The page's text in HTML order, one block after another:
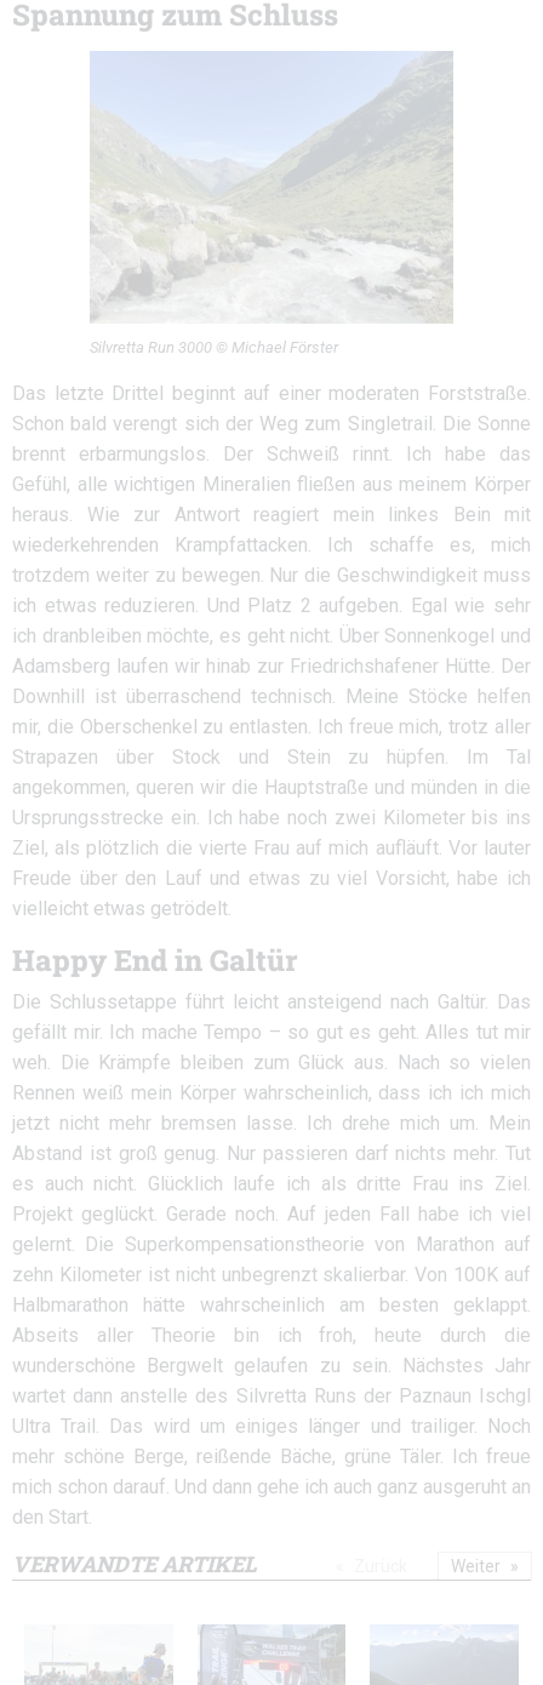
Spannung zum Schluss
Silvretta Run 3000 © Michael Förster
Das letzte Drittel beginnt auf einer moderaten Forststraße.
Schon bald verengt sich der Weg zum Singletrail. Die Sonne
brennt erbarmungslos. Der Schweiß rinnt. Ich habe das
Gefühl, alle wichtigen Mineralien fließen aus meinem Körper
heraus. Wie zur Antwort reagiert mein linkes Bein mit
wiederkehrenden Krampfattacken. Ich schaffe es, mich
trotzdem weiter zu bewegen. Nur die Geschwindigkeit muss
ich etwas reduzieren. Und Platz 2 aufgeben. Egal wie sehr
ich dranbleiben möchte, es geht nicht. Über Sonnenkogel und
Adamsberg laufen wir hinab zur Friedrichshafener Hütte. Der
Downhill ist überraschend technisch. Meine Stöcke helfen
mir, die Oberschenkel zu entlasten. Ich freue mich, trotz aller
Strapazen über Stock und Stein zu hüpfen. Im Tal
angekommen, queren wir die Hauptstraße und münden in die
Ursprungsstrecke ein. Ich habe noch zwei Kilometer bis ins
Ziel, als plötzlich die vierte Frau auf mich aufläuft. Vor lauter
Freude über den Lauf und etwas zu viel Vorsicht, habe ich
vielleicht etwas getrödelt.
Happy End in Galtür
Die Schlussetappe führt leicht ansteigend nach Galtür. Das
gefällt mir. Ich mache Tempo – so gut es geht. Alles tut mir
weh. Die Krämpfe bleiben zum Glück aus. Nach so vielen
Rennen weiß mein Körper wahrscheinlich, dass ich ich mich
jetzt nicht mehr bremsen lasse. Ich drehe mich um. Mein
Abstand ist groß genug. Nur passieren darf nichts mehr. Tut
es auch nicht. Glücklich laufe ich als dritte Frau ins Ziel.
Projekt geglückt. Gerade noch. Auf jeden Fall habe ich viel
gelernt. Die Superkompensationstheorie von Marathon auf
zehn Kilometer ist nicht unbegrenzt skalierbar. Von 100K auf
Halbmarathon hätte wahrscheinlich am besten geklappt.
Abseits aller Theorie bin ich froh, heute durch die
wunderschöne Bergwelt gelaufen zu sein. Nächstes Jahr
wartet dann anstelle des Silvretta Runs der Paznaun Ischgl
Ultra Trail. Das wird um einiges länger und trailiger. Noch
mehr schöne Berge, reißende Bäche, grüne Täler. Ich freue
mich schon darauf. Und dann gehe ich auch ganz ausgeruht an
den Start.
VERWANDTE ARTIKEL Weiter